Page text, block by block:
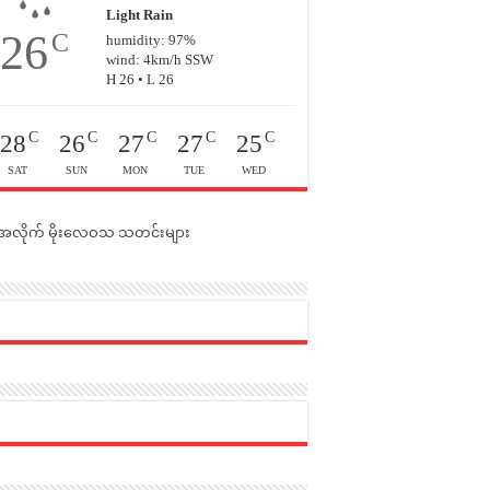
26C
Light Rain
humidity: 97%
wind: 4km/h SSW
H 26 • L 26
28 C
SAT
26 C
SUN
27 C
MON
27 C
TUE
25 C
WED
လိုက် မိုးလေဝသ သတင်းများ